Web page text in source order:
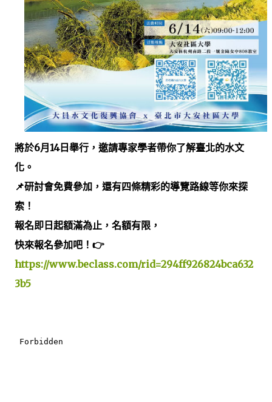
將於6月14日舉行，邀請專家學者帶你了解臺北的水文
化。
📌研討會免費參加，還有四條精彩的導覽路線等你來探
索！
報名即日起額滿為止，名額有限，
快來報名參加吧！👉
https://www.beclass.com/rid=294ff926824bca632
3b5